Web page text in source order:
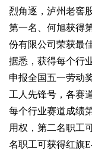
烈角逐，泸州老窖
第一名、何旭获得
份有限公司荣获最
据悉，获得每个行
申报全国五一劳动
工人先锋号，各赛
每个行业赛道成绩
用权，第二名职工
名职工可获得红旗